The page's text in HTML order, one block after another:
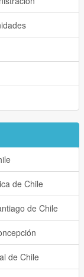
de Chile
de Chile
de Chile